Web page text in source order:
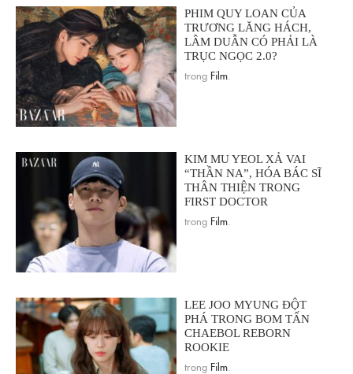
PHIM QUY LOAN CỦA
TRƯƠNG LĂNG HÁCH,
LÂM DUẪN CÓ PHẢI LÀ
TRỤC NGỌC 2.0?
trong Film
KIM MU YEOL XẢ VAI
“THẦN NA”, HÓA BÁC SĨ
THÂN THIỆN TRONG
FIRST DOCTOR
trong Film
LEE JOO MYUNG ĐỘT
PHÁ TRONG BOM TẤN
CHAEBOL REBORN
ROOKIE
trong Film